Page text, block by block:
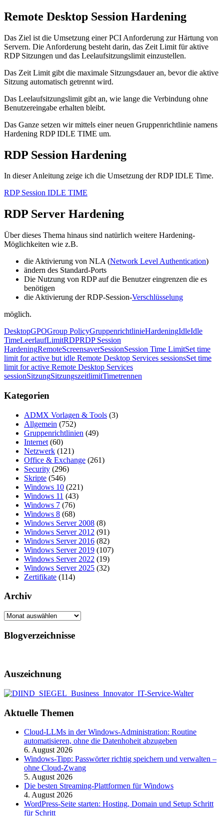
Remote Desktop Session Hardening
Das Ziel ist die Umsetzung einer PCI Anforderung zur Härtung von
Servern. Die Anforderung besteht darin, das Zeit Limit für aktive
RDP Sitzungen und das Leelaufsitzungslimit einzustellen.
Das Zeit Limit gibt die maximale Sitzungsdauer an, bevor die aktive
Sitzung automatisch getrennt wird.
Das Leelaufsitzungslimit gibt an, wie lange die Verbindung ohne
Benutzereingabe erhalten bleibt.
Das Ganze setzen wir mittels einer neuen Gruppenrichtlinie namens
Hardening RDP IDLE TIME um.
RDP Session Hardening
In dieser Anleitung zeige ich die Umsetzung der RDP IDLE Time.
RDP Session IDLE TIME
RDP Server Hardening
Über dieses Thema hinaus sind natürlich weitere Hardening-
Möglichkeiten wie z.B.
die Aktivierung von NLA (Network Level Authentication)
ändern des Standard-Ports
Die Nutzung von RDP auf die Benutzer eingrenzen die es
benötigen
die Aktivierung der RDP-Session-Verschlüsselung
möglich.
DesktopGPOGroup PolicyGruppenrichtlinieHardeningIdleIdle
TimeLeerlaufLimitRDPRDP Session
HardeningRemoteScreensaverSessionSession Time LimitSet time
limit for active but idle Remote Desktop Services sessionsSet time
limit for active Remote Desktop Services
sessionSitzungSitzungszeitlimitTimetrennen
Kategorien
ADMX Vorlagen & Tools (3)
Allgemein (752)
Gruppenrichtlinien (49)
Internet (60)
Netzwerk (121)
Office & Exchange (261)
Security (296)
Skripte (546)
Windows 10 (221)
Windows 11 (43)
Windows 7 (76)
Windows 8 (68)
Windows Server 2008 (8)
Windows Server 2012 (91)
Windows Server 2016 (82)
Windows Server 2019 (107)
Windows Server 2022 (19)
Windows Server 2025 (32)
Zertifikate (114)
Archiv
Archiv
Blogverzeichnisse
Auszeichnung
Aktuelle Themen
Cloud-LLMs in der Windows-Administration: Routine
automatisieren, ohne die Datenhoheit abzugeben
6. August 2026
Windows-Tipp: Passwörter richtig speichern und verwalten –
ohne Cloud-Zwang
5. August 2026
Die besten Streaming-Plattformen für Windows
4. August 2026
WordPress-Seite starten: Hosting, Domain und Setup Schritt
für Schritt